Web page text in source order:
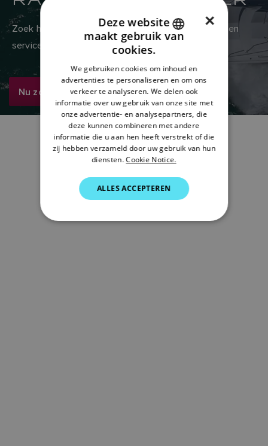
Zoek hier in het wereldwijde netwerk van verkoop- en
servicedealers van Raymarine
Nu zoeken
ENGLISH
DANISH
ITALIAN
SWEDISH
GERMAN
DUTCH
SPANISH
FINNISH
×
Deze website
maakt gebruik van
cookies.
We gebruiken cookies om inhoud en
advertenties te personaliseren en om ons
verkeer te analyseren. We delen ook
informatie over uw gebruik van onze site met
onze advertentie- en analysepartners, die
deze kunnen combineren met andere
informatie die u aan hen heeft verstrekt of die
zij hebben verzameld door uw gebruik van hun
diensten. Cookie Notice.
ALLES ACCEPTEREN